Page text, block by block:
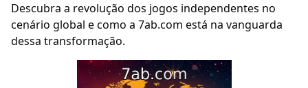
Descubra a revolução dos jogos independentes no
cenário global e como a 7ab.com está na vanguarda
dessa transformação.